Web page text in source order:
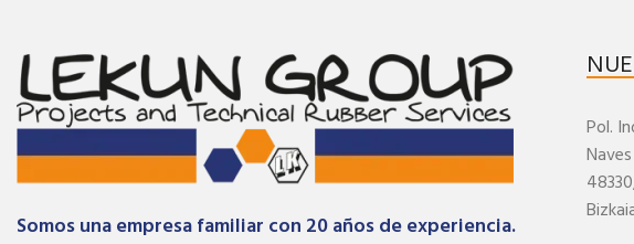
Somos una empresa familiar con 20 años de experiencia.
Pol.
Naves